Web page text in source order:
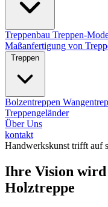
Treppenbau Treppen-
Maßanfertigung von
Treppen
Bolzentreppen
Treppengeländer
Über Uns
kontakt
Handwerkskunst trifft auf
Ihre Vision
Holztreppe